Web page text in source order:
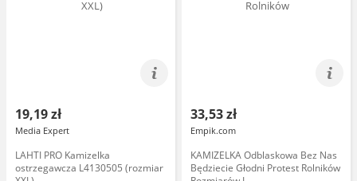
19,19 zł
Media Expert
LAHTI PRO Kamizelka
ostrzegawcza L4130505 (rozmiar
33,53 zł
Empik.com
KAMIZELKA Odblaskowa Bez Nas
Będziecie Głodni Protest Rolników